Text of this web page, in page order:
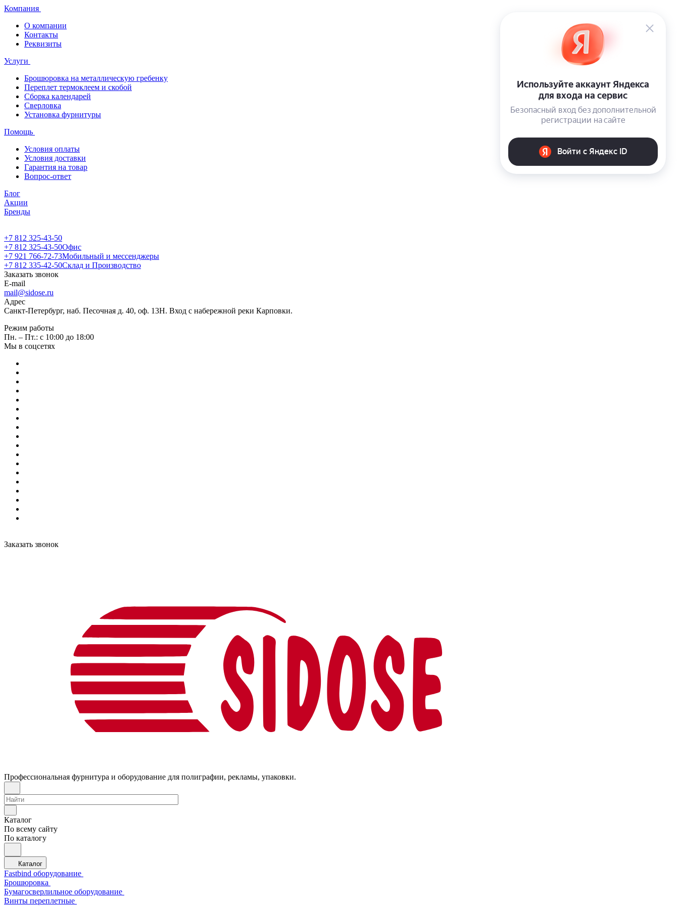
Компания
О компании
Контакты
Реквизиты
Услуги
Брошюровка на металлическую гребенку
Переплет термоклеем и скобой
Сборка календарей
Сверловка
Установка фурнитуры
Помощь
Условия оплаты
Условия доставки
Гарантия на товар
Вопрос-ответ
Блог
Акции
Бренды
+7 812 325-43-50
+7 812 325-43-50Офис
+7 921 766-72-73Мобильный и мессенджеры
+7 812 335-42-50Склад и Производство
Заказать звонок
E-mail
mail@sidose.ru
Адрес
Санкт-Петербург, наб. Песочная д. 40, оф. 13Н. Вход с набережной реки Карповки.
Режим работы
Пн. – Пт.: с 10:00 до 18:00
Мы в соцсетях
Заказать звонок
Профессиональная фурнитура и оборудование для полиграфии, рекламы, упаковки.
Каталог
По всему сайту
По каталогу
Каталог
Fastbind оборудование
Брошюровка
Бумагосверлильное оборудование
Винты переплетные